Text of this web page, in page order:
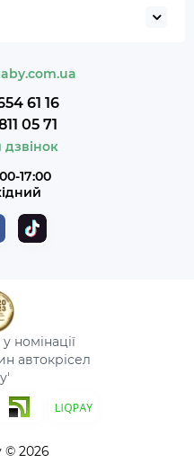
61 16
05 71
17:00
© 2026
номінації
автокрісел